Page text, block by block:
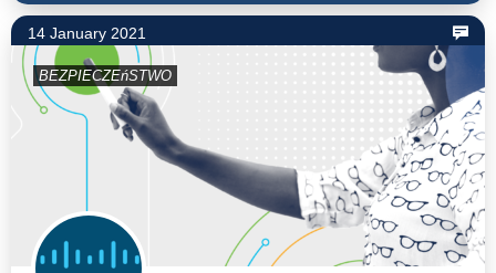
14 January 2021
BEZPIECZEńSTWO